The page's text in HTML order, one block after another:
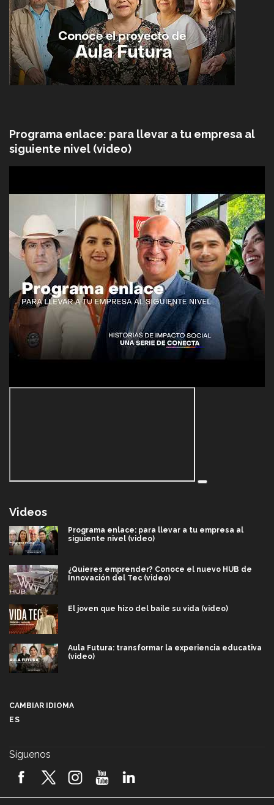
Programa enlace: para llevar a tu empresa al
siguiente nivel (video)
Videos
Programa enlace: para llevar a tu empresa al
siguiente nivel (video)
¿Quieres emprender? Conoce el nuevo HUB de
Innovación del Tec (video)
El joven que hizo del baile su vida (video)
Aula Futura: transformar la experiencia educativa
(video)
2026! (video)
CAMBIAR IDIOMA
ES
Síguenos